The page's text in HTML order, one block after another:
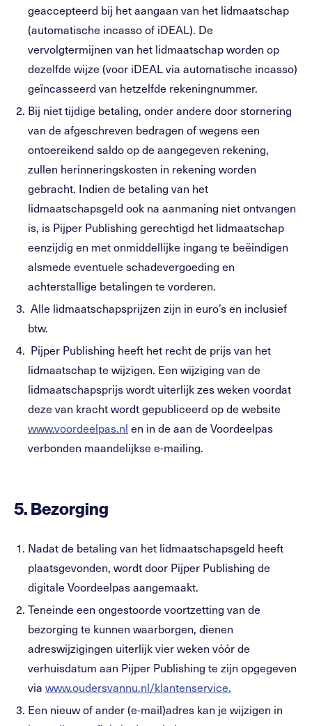
geaccepteerd bij het aangaan van het lidmaatschap
(automatische incasso of iDEAL). De
vervolgtermijnen van het lidmaatschap worden op
dezelfde wijze (voor iDEAL via automatische incasso)
geïncasseerd van hetzelfde rekeningnummer.
Bij niet tijdige betaling, onder andere door stornering
van de afgeschreven bedragen of wegens een
ontoereikend saldo op de aangegeven rekening,
zullen herinneringskosten in rekening worden
gebracht. Indien de betaling van het
lidmaatschapsgeld ook na aanmaning niet ontvangen
is, is Pijper Publishing gerechtigd het lidmaatschap
eenzijdig en met onmiddellijke ingang te beëindigen
alsmede eventuele schadevergoeding en
achterstallige betalingen te vorderen.
Alle lidmaatschapsprijzen zijn in euro’s en inclusief
btw.
Pijper Publishing heeft het recht de prijs van het
lidmaatschap te wijzigen. Een wijziging van de
lidmaatschapsprijs wordt uiterlijk zes weken voordat
deze van kracht wordt gepubliceerd op de website
www.voordeelpas.nl en in de aan de Voordeelpas
verbonden maandelijkse e-mailing.
5. Bezorging
Nadat de betaling van het lidmaatschapsgeld heeft
plaatsgevonden, wordt door Pijper Publishing de
digitale Voordeelpas aangemaakt.
Teneinde een ongestoorde voortzetting van de
bezorging te kunnen waarborgen, dienen
adreswijzigingen uiterlijk vier weken vóór de
verhuisdatum aan Pijper Publishing te zijn opgegeven
via www.oudersvannu.nl/klantenservice.
Een nieuw of ander (e-mail)adres kan je wijzigen in